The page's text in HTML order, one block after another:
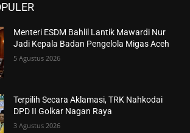
Menteri ESDM Bahlil Lantik Mawardi Nur
Jadi Kepala Badan Pengelola Migas Aceh
5 Agustus 2026
Terpilih Secara Aklamasi, TRK Nahkodai
DPD II Golkar Nagan Raya
3 Agustus 2026